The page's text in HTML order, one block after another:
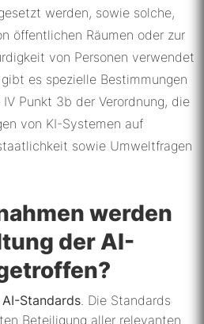
werden, sowie solche,
öffentlichen Räumen oder zur
von Personen verwendet
es spezielle Bestimmungen
Punkt 3b der Verordnung, die
von KI-Systemen auf
sowie Umweltfragen
werden
der AI-
Standards. Die Standards
Beteiligung aller relevanten